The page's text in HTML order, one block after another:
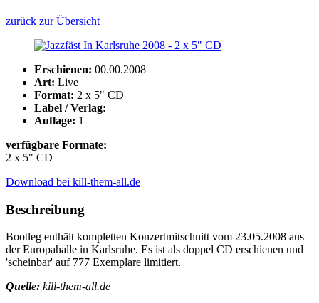
zurück zur Übersicht
Erschienen: 00.00.2008
Art: Live
Format: 2 x 5" CD
Label / Verlag:
Auflage: 1
verfügbare Formate:
2 x 5" CD
Download bei kill-them-all.de
Beschreibung
Bootleg enthält kompletten Konzertmitschnitt vom 23.05.2008 aus
der Europahalle in Karlsruhe. Es ist als doppel CD erschienen und
'scheinbar' auf 777 Exemplare limitiert.
Quelle: kill-them-all.de